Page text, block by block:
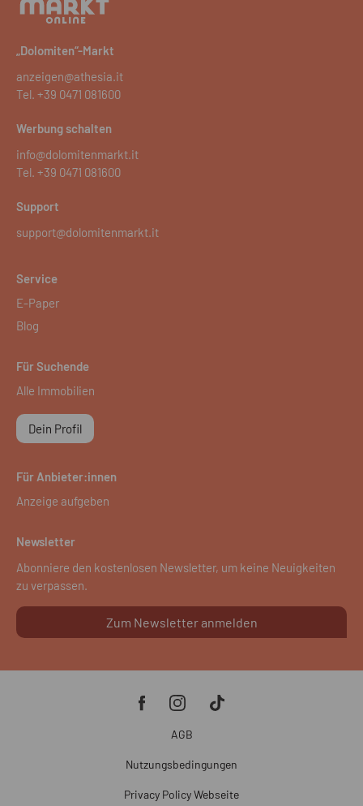
„Dolomiten“-Markt
anzeigen@athesia.it
Tel. +39 0471 081600
Werbung schalten
info@dolomitenmarkt.it
Tel. +39 0471 081600
Support
support@dolomitenmarkt.it
Service
E-Paper
Blog
Für Suchende
Alle Immobilien
Dein Profil
Für Anbieter:innen
Anzeige aufgeben
Newsletter
Abonniere den kostenlosen Newsletter, um keine Neuigkeiten
zu verpassen.
Zum Newsletter anmelden
AGB
Nutzungsbedingungen
Privacy Policy Webseite